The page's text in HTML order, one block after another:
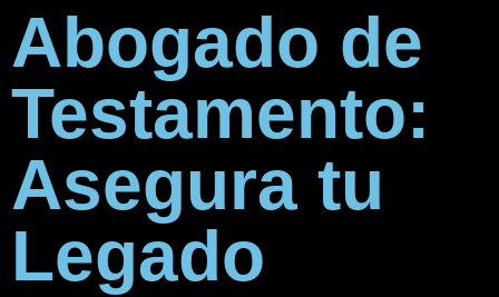
Abogado de
Testamento:
Asegura tu
Legado